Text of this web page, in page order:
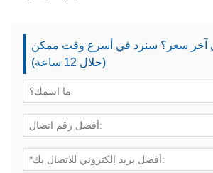
آخر سعر؟ سنرد في أسرع وقت ممكن
(خلال 12 ساعة)